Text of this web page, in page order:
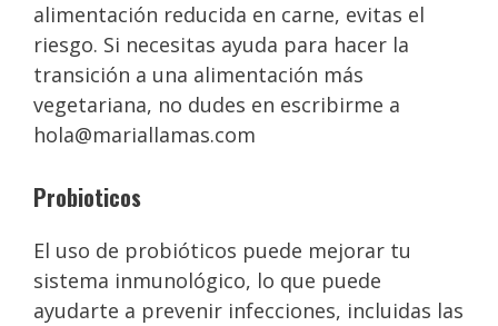
alimentación reducida en carne, evitas el
riesgo. Si necesitas ayuda para hacer la
transición a una alimentación más
vegetariana, no dudes en escribirme a
hola@mariallamas.com
Probioticos
El uso de probióticos puede mejorar tu
sistema inmunológico, lo que puede
ayudarte a prevenir infecciones, incluidas las